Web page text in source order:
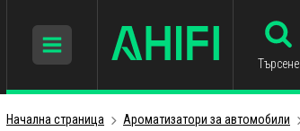
Търсене
Начална страница Ароматизатори за автомобили